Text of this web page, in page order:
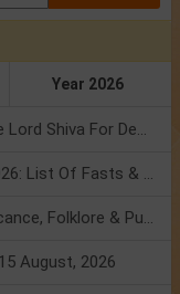
Year 2026
Shravan Somvar Vrat: Worship & Please Lord Shiva For Desired Groom!
Weekly Horoscope 10 To 16 August, 2026: List Of Fasts & Festivals
Kamika Ekadashi 2026: Know Its Significance, Folklore & Puja Rituals
August, 2026